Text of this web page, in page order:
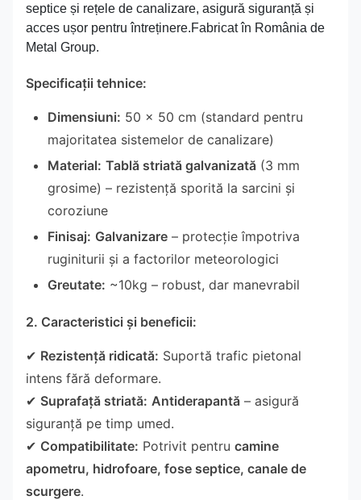
septice și rețele de canalizare, asigură siguranță și
acces ușor pentru întreținere.Fabricat în România de
Metal Group.
Specificații tehnice:
Dimensiuni: 50 × 50 cm (standard pentru
majoritatea sistemelor de canalizare)
Material: Tablă striată galvanizată (3 mm
grosime) – rezistență sporită la sarcini și
coroziune
Finisaj: Galvanizare – protecție împotriva
ruginiturii și a factorilor meteorologici
Greutate: ~10kg – robust, dar manevrabil
2. Caracteristici și beneficii:
✔ Rezistență ridicată: Suportă trafic pietonal
intens fără deformare.
✔ Suprafață striată: Antiderapantă – asigură
siguranță pe timp umed.
✔ Compatibilitate: Potrivit pentru camine
apometru, hidrofoare, fose septice, canale de
scurgere.